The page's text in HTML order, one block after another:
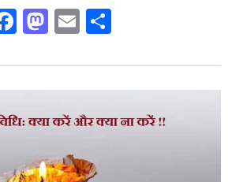
Facebook
Mastodon
Email